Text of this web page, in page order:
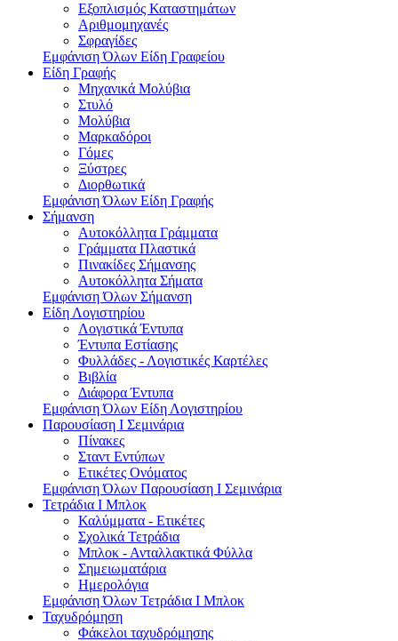
Εξοπλισμός Καταστημάτων
Αριθμομηχανές
Σφραγίδες
Εμφάνιση Όλων Είδη Γραφείου
Είδη Γραφής
Μηχανικά Μολύβια
Στυλό
Μολύβια
Μαρκαδόροι
Γόμες
Ξύστρες
Διορθωτικά
Εμφάνιση Όλων Είδη Γραφής
Σήμανση
Αυτοκόλλητα Γράμματα
Γράμματα Πλαστικά
Πινακίδες Σήμανσης
Αυτοκόλλητα Σήματα
Εμφάνιση Όλων Σήμανση
Είδη Λογιστηρίου
Λογιστικά Έντυπα
Έντυπα Εστίασης
Φυλλάδες - Λογιστικές Καρτέλες
Βιβλία
Διάφορα Έντυπα
Εμφάνιση Όλων Είδη Λογιστηρίου
Παρουσίαση I Σεμινάρια
Πίνακες
Σταντ Εντύπων
Ετικέτες Ονόματος
Εμφάνιση Όλων Παρουσίαση I Σεμινάρια
Τετράδια I Μπλοκ
Καλύμματα - Ετικέτες
Σχολικά Τετράδια
Μπλοκ - Ανταλλακτικά Φύλλα
Σημειωματάρια
Ημερολόγια
Εμφάνιση Όλων Τετράδια I Μπλοκ
Ταχυδρόμηση
Φάκελοι ταχυδρόμησης